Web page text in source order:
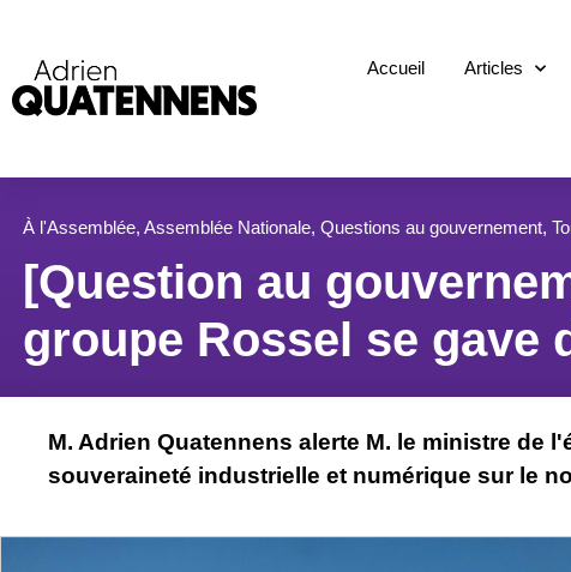
Accueil Articles
À l'Assemblée, Assemblée Nationale, Questions au gouvernement,
[Question au
groupe Rossel se gave
M. Adrien Quatennens alerte M. le ministre de
souveraineté industrielle et numérique sur le